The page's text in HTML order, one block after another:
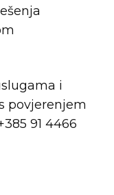
i
povjerenjem
91 4466